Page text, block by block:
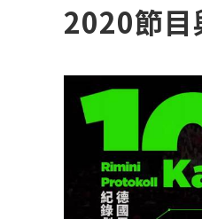
2020節目